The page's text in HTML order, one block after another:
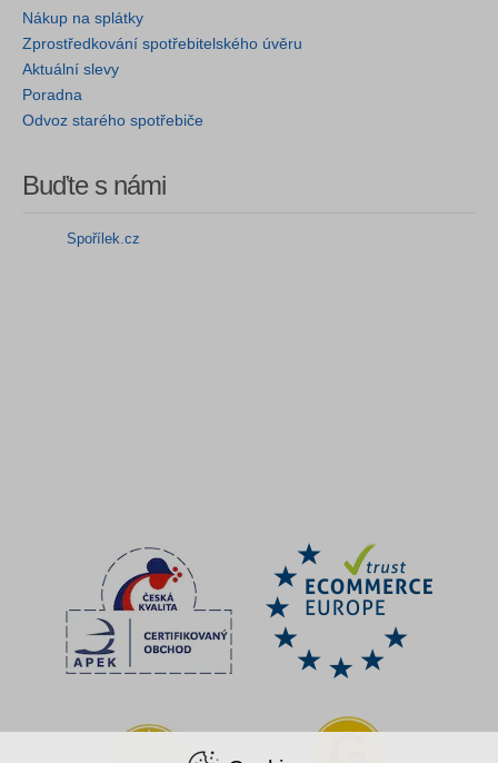
Nákup na splátky
Zprostředkování spotřebitelského úvěru
Aktuální slevy
Poradna
Odvoz starého spotřebiče
Buďte s námi
Spořílek.cz